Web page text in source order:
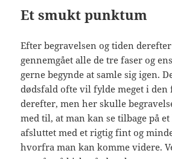
Et smukt punktum
Efter begravelsen og tiden
gennemgået alle de tre faser og
gerne begynde at samle sig igen.
dødsfald ofte vil fylde meget i den
derefter, men her skulle
med til, at man kan se tilbage på
afsluttet med et rigtig fint og
hvorfra man kan komme videre.